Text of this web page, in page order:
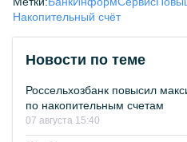
Накопительный счёт
Новости по теме
Россельхозбанк повысил
по накопительным счетам
07 августа 15:40